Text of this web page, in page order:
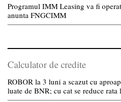
Programul IMM Leasing va fi
anunta FNGCIMM
Calculator de credite
ROBOR la 3 luni a scazut cu
luate de BNR; cu cat se reduce rata